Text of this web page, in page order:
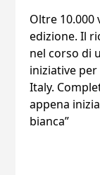
Oltre
edizione. Il
nel corso di
iniziative
Italy.
appena
bianca”